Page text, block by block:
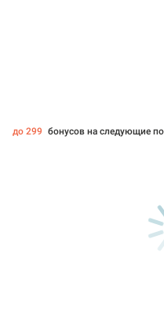
до 299 бонусов на следующие